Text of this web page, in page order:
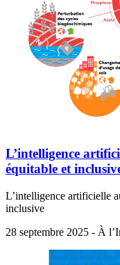
L’intelligence
équitable et
L’intelligence artificielle
inclusive
28 septembre 2025 - À